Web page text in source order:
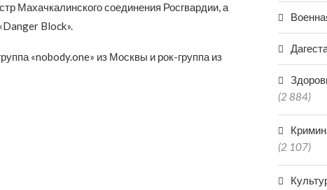
Махачкалинского соединения Росгвардии, а
Block».
«nobody.one» из Москвы и рок-группа из
(2 884)
(2 107)